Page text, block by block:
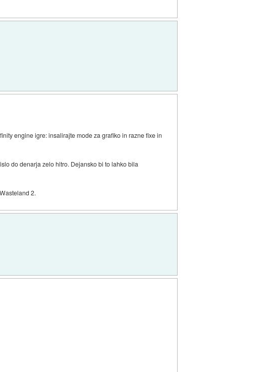
engine igre: insalirajte mode za grafiko in razne fixe in
do denarja zelo hitro. Dejansko bi to lahko bila
2.